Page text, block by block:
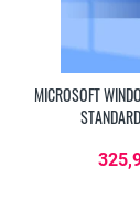
MICROSOFT